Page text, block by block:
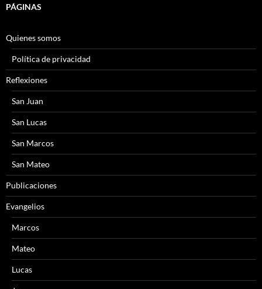
PÁGINAS
Quienes somos
Política de privacidad
Reflexiones
San Juan
San Lucas
San Marcos
San Mateo
Publicaciones
Evangelios
Marcos
Mateo
Lucas